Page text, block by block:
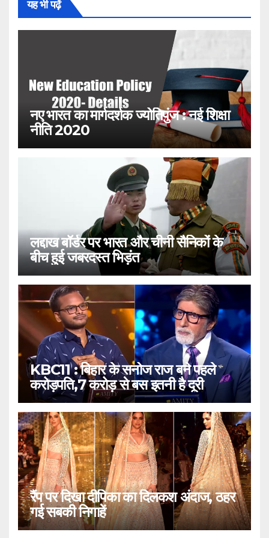
यह भी पढ़ें
नए भारत का मार्गदर्शक ज्योतिपुंज : नई शिक्षा
नीति 2020
लद्दाख बॉर्डर पर भारत और चीनी सैनिकों के
बीच हुई जबरदस्त भिड़ंत
KBC11 : बिहार के सनोज राज बने पहले
करोड़पति,7 करोड़ से बस इतनी है दूरी
रैंप पर दिखा दीपिका का दिलकश अंदाज, ठहर
गई सबकी निगाहें